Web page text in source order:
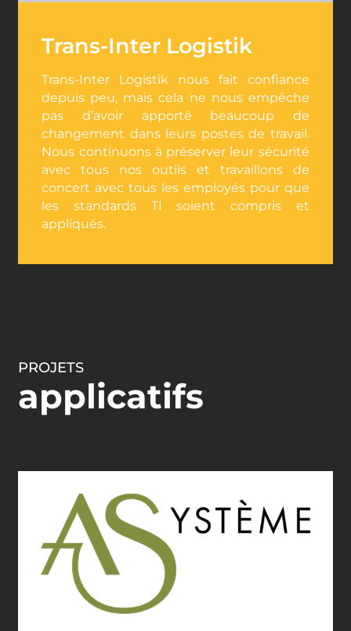
Trans-Inter Logistik
Trans-Inter Logistik nous fait confiance
depuis peu, mais cela ne nous empêche
pas d’avoir apporté beaucoup de
changement dans leurs postes de travail.
Nous continuons à préserver leur sécurité
avec tous nos outils et travaillons de
concert avec tous les employés pour que
les standards TI soient compris et
appliqués.
PROJETS
applicatifs